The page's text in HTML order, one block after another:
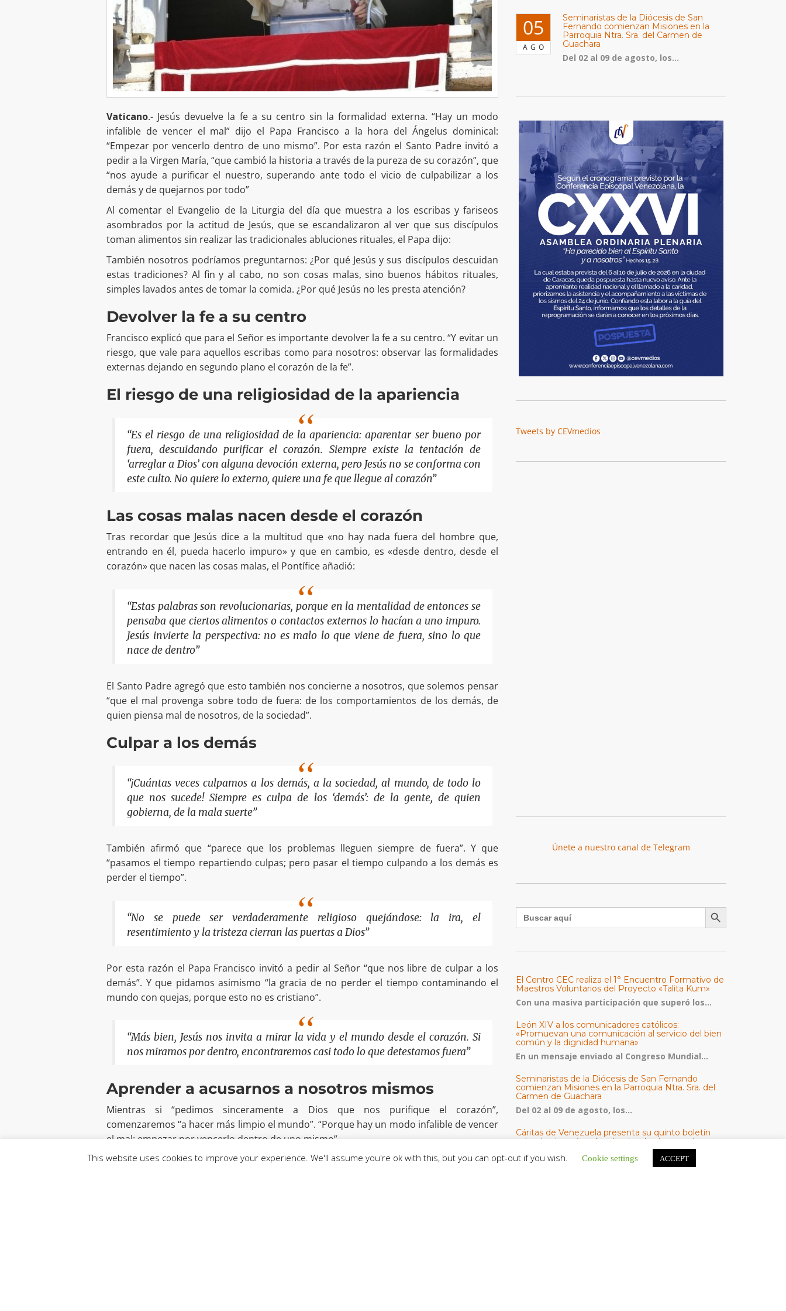
Vaticano.- Jesús devuelve la fe a su centro sin la formalidad externa. “Hay un modo
infalible de vencer el mal” dijo el Papa Francisco a la hora del Ángelus dominical:
“Empezar por vencerlo dentro de uno mismo”. Por esta razón el Santo Padre invitó a
pedir a la Virgen María, “que cambió la historia a través de la pureza de su corazón”, que
“nos ayude a purificar el nuestro, superando ante todo el vicio de culpabilizar a los
demás y de quejarnos por todo”
Al comentar el Evangelio de la Liturgia del día que muestra a los escribas y fariseos
asombrados por la actitud de Jesús, que se escandalizaron al ver que sus discípulos
toman alimentos sin realizar las tradicionales abluciones rituales, el Papa dijo:
También nosotros podríamos preguntarnos: ¿Por qué Jesús y sus discípulos descuidan
estas tradiciones? Al fin y al cabo, no son cosas malas, sino buenos hábitos rituales,
simples lavados antes de tomar la comida. ¿Por qué Jesús no les presta atención?
Devolver la fe a su centro
Francisco explicó que para el Señor es importante devolver la fe a su centro. “Y evitar un
riesgo, que vale para aquellos escribas como para nosotros: observar las formalidades
externas dejando en segundo plano el corazón de la fe”.
El riesgo de una religiosidad de la apariencia
“Es el riesgo de una religiosidad de la apariencia: aparentar ser bueno por
fuera, descuidando purificar el corazón. Siempre existe la tentación de
‘arreglar a Dios’ con alguna devoción externa, pero Jesús no se conforma con
este culto. No quiere lo externo, quiere una fe que llegue al corazón”
Las cosas malas nacen desde el corazón
Tras recordar que Jesús dice a la multitud que «no hay nada fuera del hombre que,
entrando en él, pueda hacerlo impuro» y que en cambio, es «desde dentro, desde el
corazón» que nacen las cosas malas, el Pontífice añadió:
“Estas palabras son revolucionarias, porque en la mentalidad de entonces se
pensaba que ciertos alimentos o contactos externos lo hacían a uno impuro.
Jesús invierte la perspectiva: no es malo lo que viene de fuera, sino lo que
nace de dentro”
El Santo Padre agregó que esto también nos concierne a nosotros, que solemos pensar
“que el mal provenga sobre todo de fuera: de los comportamientos de los demás, de
quien piensa mal de nosotros, de la sociedad”.
Culpar a los demás
“¡Cuántas veces culpamos a los demás, a la sociedad, al mundo, de todo lo
que nos sucede! Siempre es culpa de los ‘demás’: de la gente, de quien
gobierna, de la mala suerte”
También afirmó que “parece que los problemas lleguen siempre de fuera”. Y que
“pasamos el tiempo repartiendo culpas; pero pasar el tiempo culpando a los demás es
perder el tiempo”.
“No se puede ser verdaderamente religioso quejándose: la ira, el
resentimiento y la tristeza cierran las puertas a Dios”
Por esta razón el Papa Francisco invitó a pedir al Señor “que nos libre de culpar a los
demás”. Y que pidamos asimismo “la gracia de no perder el tiempo contaminando el
mundo con quejas, porque esto no es cristiano”.
“Más bien, Jesús nos invita a mirar la vida y el mundo desde el corazón. Si
nos miramos por dentro, encontraremos casi todo lo que detestamos fuera”
Aprender a acusarnos a nosotros mismos
Mientras si “pedimos sinceramente a Dios que nos purifique el corazón”,
comenzaremos “a hacer más limpio el mundo”. “Porque hay un modo infalible de vencer
el mal: empezar por vencerlo dentro de uno mismo”.
Y concluyó invocando a la Virgen María, “que cambió la historia a través de la pureza de
05
AGO
Seminaristas de la Diócesis de San
Fernando comienzan Misiones en la
Parroquia Ntra. Sra. del Carmen de
Guachara
Del 02 al 09 de agosto, los...
Tweets by CEVmedios
Únete a nuestro canal de Telegram
Buscar: Botón de búsqueda
El Centro CEC realiza el 1° Encuentro Formativo de
Maestros Voluntarios del Proyecto «Talita Kum»
Con una masiva participación que superó los...
León XIV a los comunicadores católicos:
«Promuevan una comunicación al servicio del bien
común y la dignidad humana»
En un mensaje enviado al Congreso Mundial...
Seminaristas de la Diócesis de San Fernando
comienzan Misiones en la Parroquia Ntra. Sra. del
Carmen de Guachara
Del 02 al 09 de agosto, los...
Cáritas de Venezuela presenta su quinto boletín
sobre la atención a familias tras los terremotos
Cáritas de Venezuela publicó este martes 4...
This website uses cookies to improve your experience. We'll assume you're ok with this, but you can opt-out if you wish. Cookie settings ACCEPT